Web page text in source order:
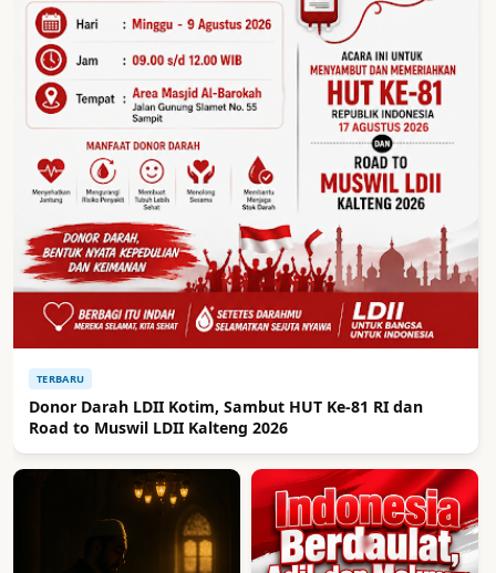
TERBARU
Donor Darah LDII Kotim, Sambut HUT Ke-81 RI dan
Road to Muswil LDII Kalteng 2026